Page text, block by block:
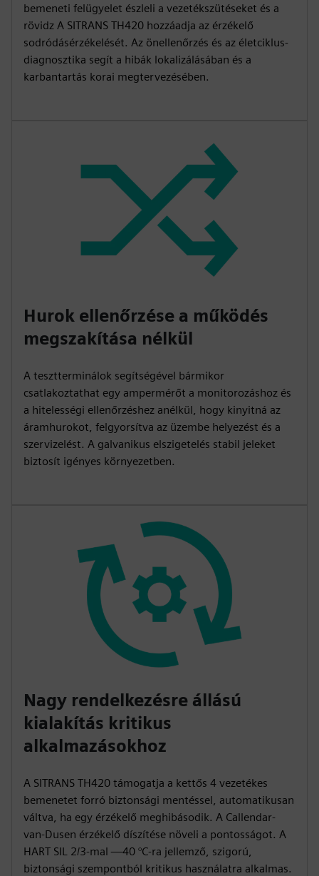
bemeneti felügyelet észleli a vezetékszütéseket és a
rövidz A SITRANS TH420 hozzáadja az érzékelő
sodródásérzékelését. Az önellenőrzés és az életciklus-
diagnosztika segít a hibák lokalizálásában és a
karbantartás korai megtervezésében.
Hurok ellenőrzése a működés
megszakítása nélkül
A tesztterminálok segítségével bármikor
csatlakoztathat egy ampermérőt a monitorozáshoz és
a hitelességi ellenőrzéshez anélkül, hogy kinyitná az
áramhurokot, felgyorsítva az üzembe helyezést és a
szervizelést. A galvanikus elszigetelés stabil jeleket
biztosít igényes környezetben.
Nagy rendelkezésre állású
kialakítás kritikus
alkalmazásokhoz
A SITRANS TH420 támogatja a kettős 4 vezetékes
bemenetet forró biztonsági mentéssel, automatikusan
váltva, ha egy érzékelő meghibásodik. A Callendar-
van-Dusen érzékelő díszítése növeli a pontosságot. A
HART SIL 2/3-mal —40 °C-ra jellemző, szigorú,
biztonsági szempontból kritikus használatra alkalmas.